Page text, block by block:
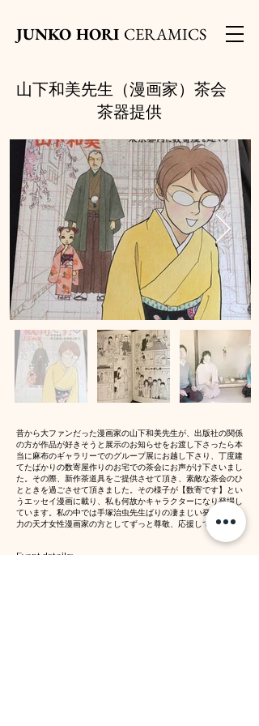
JUNKO HORI CERAMICS
山下和美先生（漫画家）茶会
茶器提供
昔から大ファンだった漫画家の山下和美先生が、出版社の関係
の方が作品が好きそうと展示のお知らせをお渡し下さったら本
当に麻布のギャラリーでのグループ展にお越し下さり、丁度建
てたばかりの数寄屋作りのお宅での茶会にお声がけ下さいまし
た。その際、新作茶道具をご提供させて頂き、素敵な茶会のひ
とときを過ごさせて頂きました。その様子が【数寄です】とい
うエッセイ漫画に載り、私も何故かキャラクターになり登場し
ています。私の中では手塚治虫先生ばりの凄まじい発想、想像
力の天才女性漫画家の方としてずっと尊敬、応援しています。
Event details: